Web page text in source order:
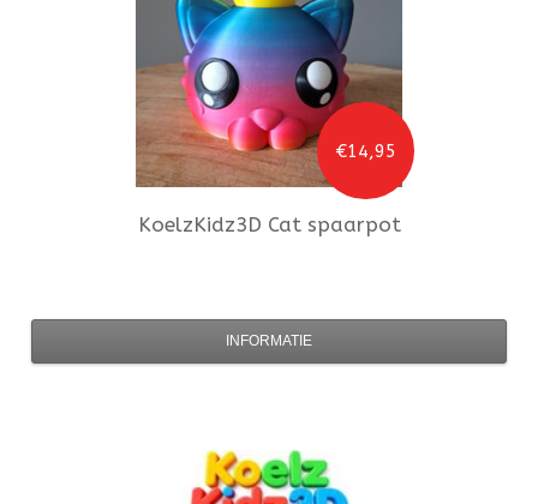
€14,95
KoelzKidz3D Cat spaarpot
INFORMATIE